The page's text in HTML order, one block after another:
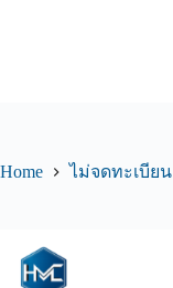
Home ไม่จดทะเบียน